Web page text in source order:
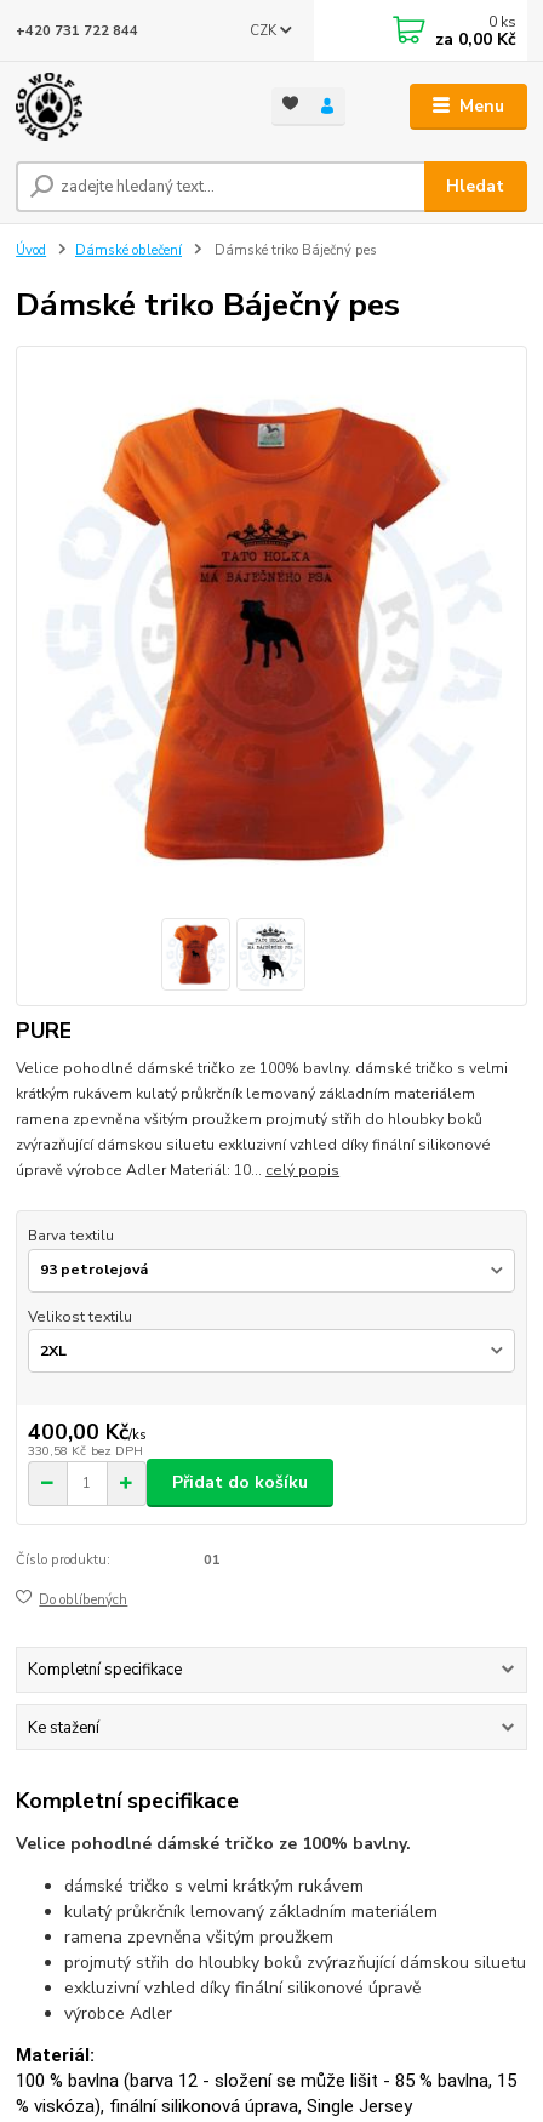
Menu
CZK
Hledat
+420 731 722 844 0 ks
za 0,00 Kč
Úvod Dámské oblečení Dámské triko Báječný pes
Dámské triko Báječný pes
PURE
Velice pohodlné dámské tričko ze 100% bavlny. dámské tričko s velmi
krátkým rukávem kulatý průkrčník lemovaný základním materiálem
ramena zpevněna všitým proužkem projmutý střih do hloubky boků
zvýrazňující dámskou siluetu exkluzivní vzhled díky finální silikonové
úpravě výrobce Adler Materiál: 10... celý popis
Barva textilu
Velikost textilu
400,00 Kč/ks
330,58 Kč bez DPH
Přidat do košíku
Číslo produktu: 01
Do oblíbených
Kompletní specifikace
Ke stažení
Kompletní specifikace
Velice pohodlné dámské tričko ze 100% bavlny.
dámské tričko s velmi krátkým rukávem
kulatý průkrčník lemovaný základním materiálem
ramena zpevněna všitým proužkem
projmutý střih do hloubky boků zvýrazňující dámskou siluetu
exkluzivní vzhled díky finální silikonové úpravě
výrobce Adler
Materiál:
100 % bavlna (barva 12 - složení se může lišit - 85 % bavlna, 15
% viskóza), finální silikonová úprava, Single Jersey